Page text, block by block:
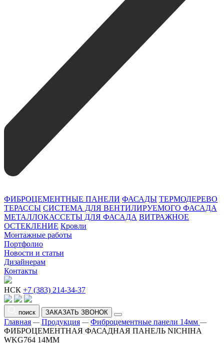
ФИБРОЦЕМЕНТНЫЕ ПАНЕЛИ ФАСАДЫ ТЕРМОДЕРЕВО
ТЕРАССЫ СИСТЕМА ДЛЯ ВЕНТИЛИРУЕМОГО ФАСАДА
МЕТАЛЛОКАССЕТЫ ДЛЯ ФАСАДА ВИТРАЖНОЕ
ОСТЕКЛЕНИЕ Кровли
Монтажные работы
Портфолио
Новости и статьи
Дизайнерам
Контакты
НСК +7 (383) 214-34-37
поиск ЗАКАЗАТЬ ЗВОНОК
Главная — Продукция — Фиброцементные панели 14мм —
ФИБРОЦЕМЕНТНАЯ ФАСАДНАЯ ПАНЕЛЬ NICHIHA
WKG764 14ММ